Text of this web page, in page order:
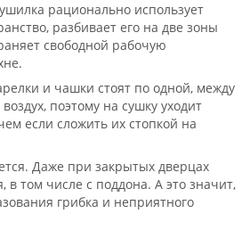
рационально использует
разбивает его на две зоны
свободной рабочую
и чашки стоят по одной, между
поэтому на сушку уходит
если сложить их стопкой на
Даже при закрытых дверцах
в том числе с поддона. А это значит,
грибка и неприятного